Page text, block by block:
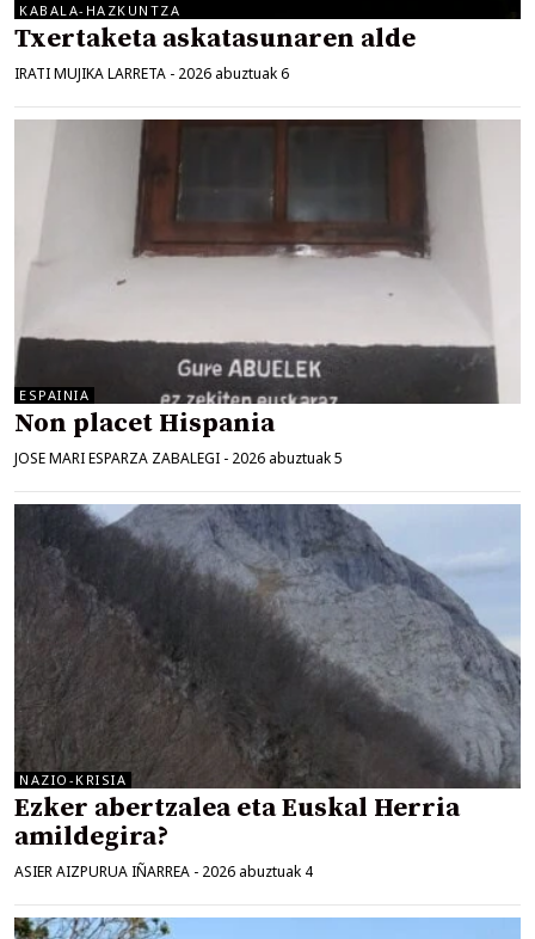
KABALA-HAZKUNTZA
Txertaketa askatasunaren alde
IRATI MUJIKA LARRETA - 2026 abuztuak 6
ESPAINIA
Non placet Hispania
JOSE MARI ESPARZA ZABALEGI - 2026 abuztuak 5
NAZIO-KRISIA
Ezker abertzalea eta Euskal Herria
amildegira?
ASIER AIZPURUA IÑARREA - 2026 abuztuak 4